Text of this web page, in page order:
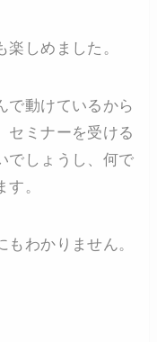
しめました。
で動けているから
セミナーを受ける
でしょうし、何で
。
わかりません。